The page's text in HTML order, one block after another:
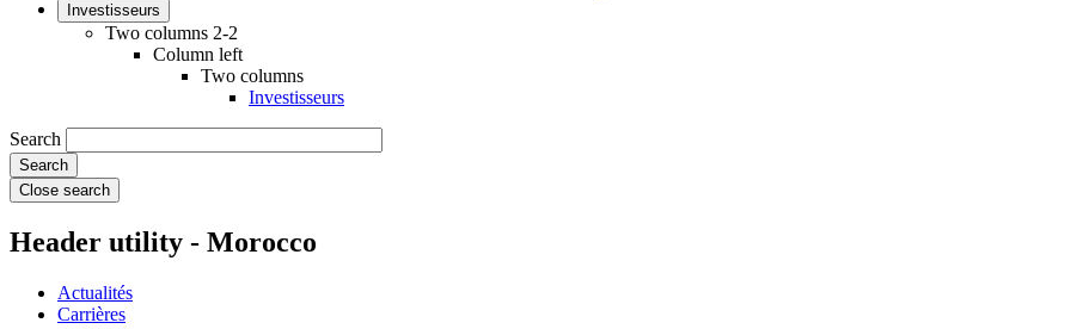
Investisseurs
Two columns 2-2
Column left
Two columns
Investisseurs
Search
Close search
Header utility - Morocco
Actualités
Carrières